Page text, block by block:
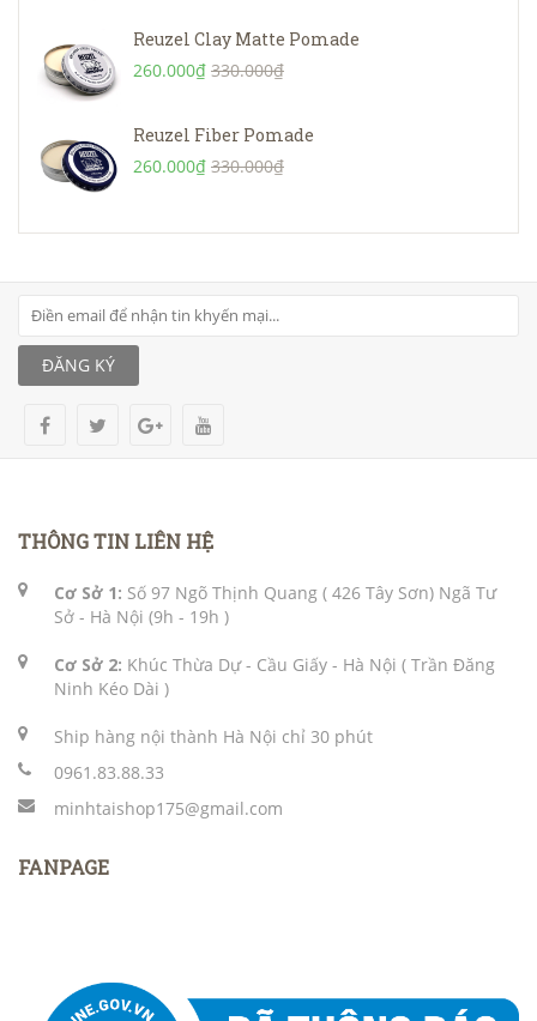
Reuzel Clay Matte Pomade
260.000₫ 330.000₫
Reuzel Fiber Pomade
260.000₫ 330.000₫
ĐĂNG KÝ
THÔNG TIN LIÊN HỆ
Cơ Sở 1: Số 97 Ngõ Thịnh Quang ( 426 Tây Sơn) Ngã Tư
Sở - Hà Nội (9h - 19h )
Cơ Sở 2: Khúc Thừa Dự - Cầu Giấy - Hà Nội ( Trần Đăng
Ninh Kéo Dài )
Ship hàng nội thành Hà Nội chỉ 30 phút
0961.83.88.33
minhtaishop175@gmail.com
FANPAGE